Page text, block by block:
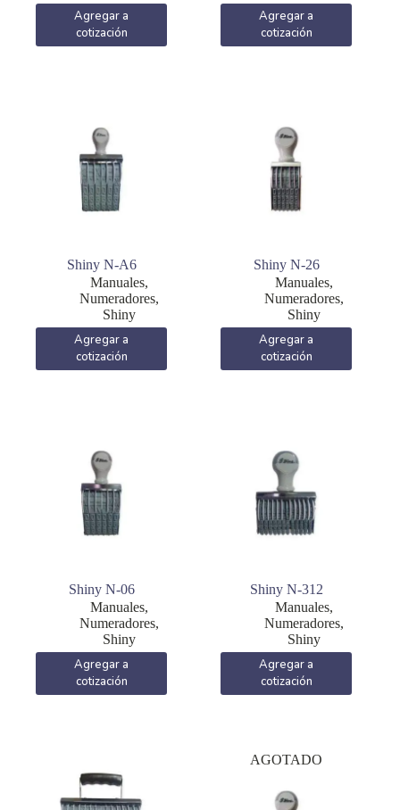
Agregar a
cotización
Agregar a
cotización
Shiny N-A6
Manuales,
Numeradores,
Shiny
Agregar a
cotización
Shiny N-26
Manuales,
Numeradores,
Shiny
Agregar a
cotización
Shiny N-06
Manuales,
Numeradores,
Shiny
Agregar a
cotización
Shiny N-312
Manuales,
Numeradores,
Shiny
Agregar a
cotización
AGOTADO